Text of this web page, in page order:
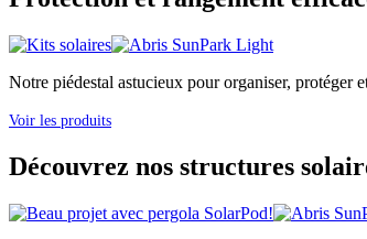
Notre piédestal astucieux pour organiser, protéger
Voir les produits
Découvrez nos structures